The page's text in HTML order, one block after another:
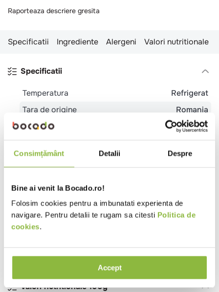
Consimțământ Detalii Despre
Bine ai venit la Bocado.ro!
Folosim cookies pentru a imbunatati experienta de
navigare. Pentru detalii te rugam sa citesti Politica de
cookies.
Accept
Raporteaza descriere gresita
Specificatii Ingrediente Alergeni Valori nutritionale
Specificatii
Temperatura
Refrigerat
Tara de origine
Romania
Tip
Catering
Restaurant
Potrivit
pentru
Mic dejun
Meniu
Ingrediente
PASTRAV afumat artizanal (65%), dezosat,
SMANTANA, sfecla rosie, usturoi, marar, sare.
Valori nutritionale 100g